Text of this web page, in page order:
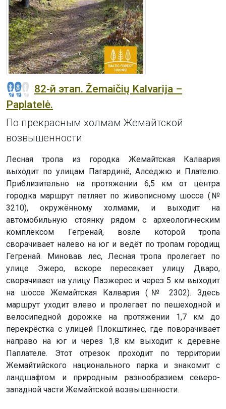
82-й этап. Žemaičių Kalvarija –
Paplatelė.
По прекрасным холмам Жемайтской
возвышенности
Лесная тропа из городка Жемайтская Калвария
выходит по улицам Пагардинё, Алседжю и Плателю.
Приблизительно на протяжении 6,5 км от центра
городка маршрут петляет по живописному шоссе (№
3210), окружённому холмами, и выходит на
автомобильную стоянку рядом с археологическим
комплексом Гегренай, возле которой тропа
сворачивает налево на юг и ведёт по тропам городищ
Гегренай. Миновав лес, Лесная тропа пролегает по
улице Эжеро, вскоре пересекает улицу Дваро,
сворачивает на улицу Паэжерес и через 5 км выходит
на шоссе Жемайтская Калвария (№ 2302). Здесь
маршрут уходит влево и пролегает по пешеходной и
велосипедной дорожке на протяжении 1,7 км до
перекрёстка с улицей Плокштинес, где поворачивает
направо на юг и через 1,8 км выходит к деревне
Паплателе. Этот отрезок проходит по территории
Жемайтийского национального парка и знакомит с
ландшафтом и природным разнообразием северо-
западной части Жемайтской возвышенности.